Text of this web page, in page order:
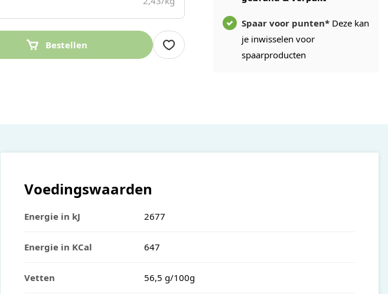
Bestellen
Spaar voor punten*Deze kan
je inwisselen voor
spaarproducten
Voedingswaarden
Energie in kJ 2677
Energie in KCal 647
Vetten 56,5 g/100g